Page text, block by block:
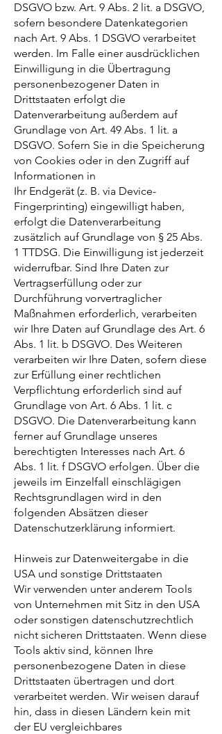
DSGVO bzw. Art. 9 Abs. 2 lit. a DSGVO,
sofern besondere Datenkategorien
nach Art. 9 Abs. 1 DSGVO verarbeitet
werden. Im Falle einer ausdrücklichen
Einwilligung in die Übertragung
personenbezogener Daten in
Drittstaaten erfolgt die
Datenverarbeitung außerdem auf
Grundlage von Art. 49 Abs. 1 lit. a
DSGVO. Sofern Sie in die Speicherung
von Cookies oder in den Zugriff auf
Informationen in
Ihr Endgerät (z. B. via Device-
Fingerprinting) eingewilligt haben,
erfolgt die Datenverarbeitung
zusätzlich auf Grundlage von § 25 Abs.
1 TTDSG. Die Einwilligung ist jederzeit
widerrufbar. Sind Ihre Daten zur
Vertragserfüllung oder zur
Durchführung vorvertraglicher
Maßnahmen erforderlich, verarbeiten
wir Ihre Daten auf Grundlage des Art. 6
Abs. 1 lit. b DSGVO. Des Weiteren
verarbeiten wir Ihre Daten, sofern diese
zur Erfüllung einer rechtlichen
Verpflichtung erforderlich sind auf
Grundlage von Art. 6 Abs. 1 lit. c
DSGVO. Die Datenverarbeitung kann
ferner auf Grundlage unseres
berechtigten Interesses nach Art. 6
Abs. 1 lit. f DSGVO erfolgen. Über die
jeweils im Einzelfall einschlägigen
Rechtsgrundlagen wird in den
folgenden Absätzen dieser
Datenschutzerklärung informiert.
Hinweis zur Datenweitergabe in die
USA und sonstige Drittstaaten
Wir verwenden unter anderem Tools
von Unternehmen mit Sitz in den USA
oder sonstigen datenschutzrechtlich
nicht sicheren Drittstaaten. Wenn diese
Tools aktiv sind, können Ihre
personenbezogene Daten in diese
Drittstaaten übertragen und dort
verarbeitet werden. Wir weisen darauf
hin, dass in diesen Ländern kein mit
der EU vergleichbares